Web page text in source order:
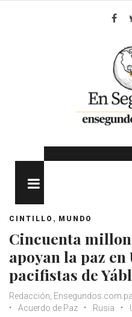
CINTILLO , MUNDO
Cincuenta
apoyan la paz
pacifistas de
Redacción, Ensegundos.com.pa
Acuerdo de Paz
Rusia